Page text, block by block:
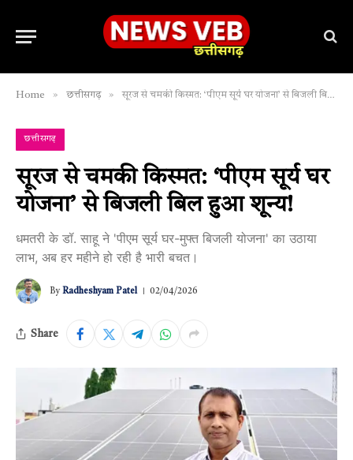
Home » छत्तीसगढ़ » सूरज से चमकी किस्मत: ‘पीएम सूर्य घर योजना’ से बिजली बिल हुआ शून्य!
छत्तीसगढ़
सूरज से चमकी किस्मत: ‘पीएम सूर्य घर
योजना’ से बिजली बिल हुआ शून्य!
धमतरी के डॉ. साहू ने 'पीएम सूर्य घर-मुफ्त बिजली योजना' का उठाया
लाभ, अब हर महीने हो रही है भारी बचत।
By Radheshyam Patel 02/04/2026
Share